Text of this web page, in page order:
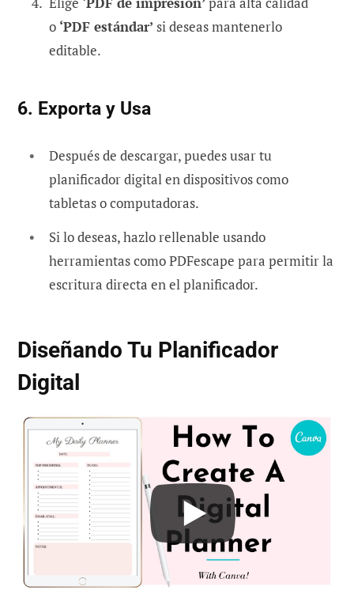
o ‘PDF estándar’ si deseas mantenerlo
editable.
6. Exporta y Usa
Después de descargar, puedes usar tu
planificador digital en dispositivos como
tabletas o computadoras.
Si lo deseas, hazlo rellenable usando
herramientas como PDFescape para permitir la
escritura directa en el planificador.
Diseñando Tu Planificador
Digital